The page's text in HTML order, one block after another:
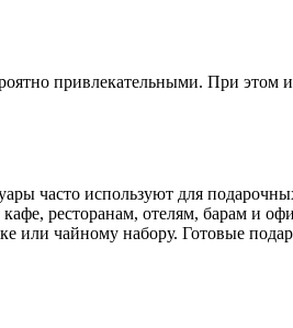
привлекательными. При этом
часто используют для
ресторанам, отелям, барам и
чайному набору. Готовые